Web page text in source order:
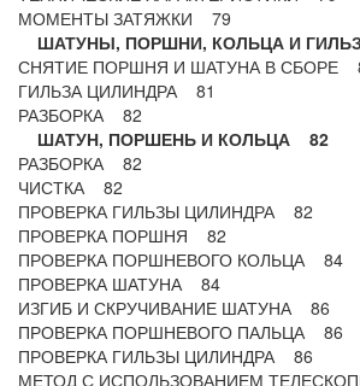
МОМЕНТЫ ЗАТЯЖКИ 79
ШАТУНЫ, ПОРШНИ, КОЛЬЦА И
СНЯТИЕ ПОРШНЯ И ШАТУНА В СБОРЕ
ГИЛЬЗА ЦИЛИНДРА 81
РАЗБОРКА 82
ШАТУН, ПОРШЕНЬ И КОЛЬЦА 82
РАЗБОРКА 82
ЧИСТКА 82
ПРОВЕРКА ГИЛЬЗЫ ЦИЛИНДРА 82
ПРОВЕРКА ПОРШНЯ 82
ПРОВЕРКА ПОРШНЕВОГО КОЛЬЦА 84
ПРОВЕРКА ШАТУНА 84
ИЗГИБ И СКРУЧИВАНИЕ ШАТУНА 86
ПРОВЕРКА ПОРШНЕВОГО ПАЛЬЦА 86
ПРОВЕРКА ГИЛЬЗЫ ЦИЛИНДРА 86
МЕТОД С ИСПОЛЬЗОВАНИЕМ